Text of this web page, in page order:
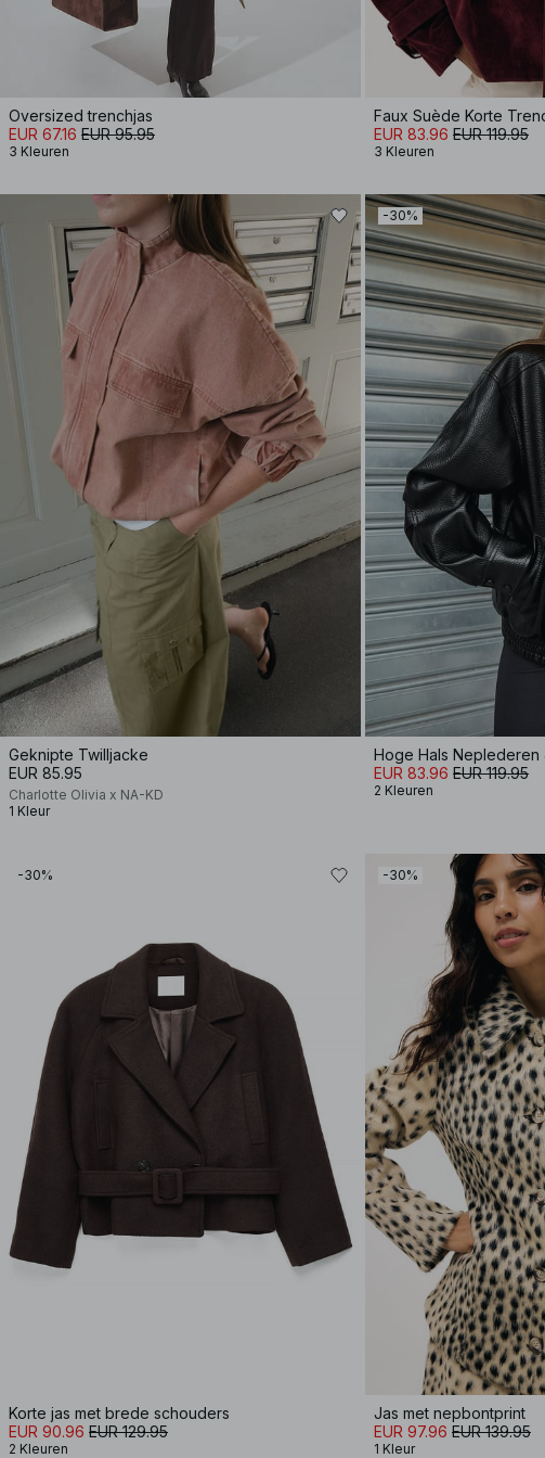
Oversized trenchjas
EUR 67.16 EUR 95.95
3 Kleuren
Faux Suède Korte
EUR 83.96 EUR 119.95
3 Kleuren
Geknipte Twilljacke
EUR 85.95
Charlotte Olivia x NA-KD
1 Kleur
-30%
Hoge Hals Neplederen
EUR 83.96 EUR 119.95
2 Kleuren
-30%
Korte jas met brede schouders
EUR 90.96 EUR 129.95
2 Kleuren
-30%
Jas met nepbontprint
EUR 97.96 EUR 139.95
1 Kleur